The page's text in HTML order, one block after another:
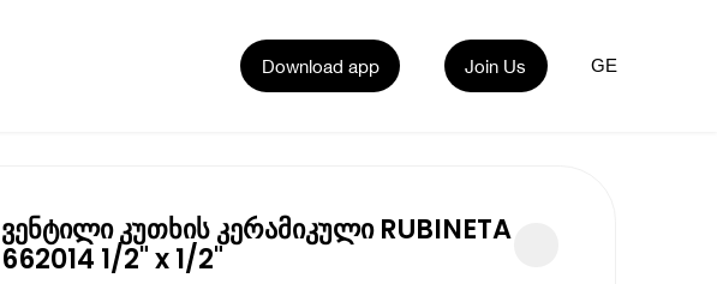
Download app Join Us GE
ვენტილი კუთხის კერამიკული RUBINETA
662014 1/2" x 1/2"